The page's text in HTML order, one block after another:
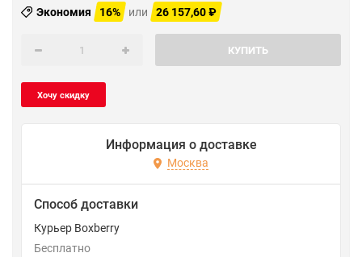
Экономия 16% или 26 157,60₽
КУПИТЬ
Информация о доставке
Москва
Способ доставки
Курьер Boxberry
Бесплатно